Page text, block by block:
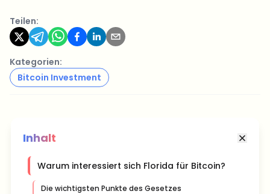
Teilen:
Kategorien:
Bitcoin Investment
Inhalt
Warum interessiert sich Florida für Bitcoin?
Die wichtigsten Punkte des Gesetzes